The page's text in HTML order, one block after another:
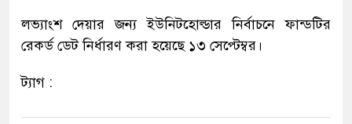
লভ্যাংশ দেয়ার জন্য ইউনিটহোল্ডার নির্বাচনে ফান্ডটির
রেকর্ড ডেট নির্ধারণ করা হয়েছে ১৩ সেপ্টেম্বর।
ট্যাগ :